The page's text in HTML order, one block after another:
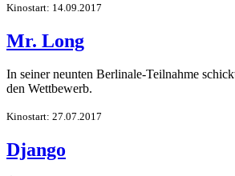
Kinostart: 14.09.2017
Mr. Long
In seiner neunten Berlinale-Teilnahme
den Wettbewerb.
Kinostart: 27.07.2017
Django